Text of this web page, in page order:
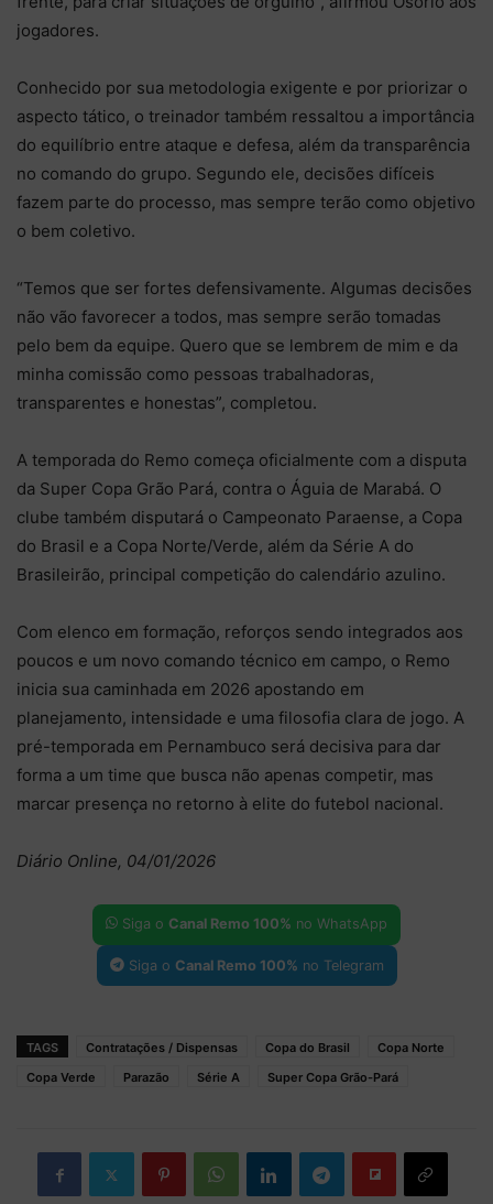
jogadores.
Conhecido por sua metodologia exigente e por priorizar o
aspecto tático, o treinador também ressaltou a importância
do equilíbrio entre ataque e defesa, além da transparência
no comando do grupo. Segundo ele, decisões difíceis
fazem parte do processo, mas sempre terão como objetivo
o bem coletivo.
“Temos que ser fortes defensivamente. Algumas decisões
não vão favorecer a todos, mas sempre serão tomadas
pelo bem da equipe. Quero que se lembrem de mim e da
minha comissão como pessoas trabalhadoras,
transparentes e honestas”, completou.
A temporada do Remo começa oficialmente com a disputa
da Super Copa Grão Pará, contra o Águia de Marabá. O
clube também disputará o Campeonato Paraense, a Copa
do Brasil e a Copa Norte/Verde, além da Série A do
Brasileirão, principal competição do calendário azulino.
Com elenco em formação, reforços sendo integrados aos
poucos e um novo comando técnico em campo, o Remo
inicia sua caminhada em 2026 apostando em
planejamento, intensidade e uma filosofia clara de jogo. A
pré-temporada em Pernambuco será decisiva para dar
forma a um time que busca não apenas competir, mas
marcar presença no retorno à elite do futebol nacional.
Diário Online, 04/01/2026
Siga o Canal Remo 100% no WhatsApp
Siga o Canal Remo 100% no Telegram
TAGS Contratações / Dispensas Copa do Brasil
Copa Norte
Copa Verde
Parazão Série A Super Copa Grão-Pará